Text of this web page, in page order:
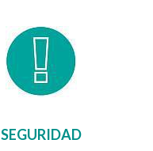
SEGURIDAD